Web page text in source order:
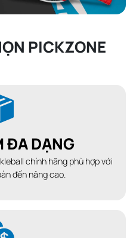
PICKZONE
ĐA DẠNG
chính hãng phù hợp với
đến nâng cao.